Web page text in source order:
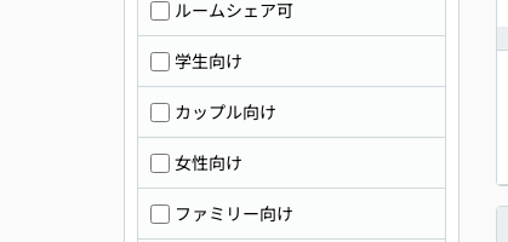
ルームシェア可
学生向け
カップル向け
女性向け
ファミリー向け